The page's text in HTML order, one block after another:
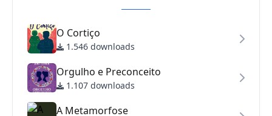
O Cortiço
1.546 downloads
Orgulho e Preconceito
1.107 downloads
A Metamorfose